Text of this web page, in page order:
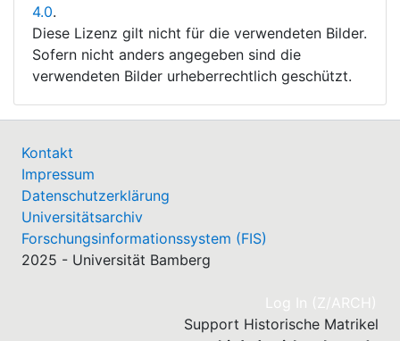
4.0.
Diese Lizenz gilt nicht für die verwendeten Bilder.
Sofern nicht anders angegeben sind die
verwendeten Bilder urheberrechtlich geschützt.
Kontakt
Impressum
Datenschutzerklärung
Universitätsarchiv
Forschungsinformationssystem (FIS)
2025 - Universität Bamberg
Log In (Z/ARCH)
Support Historische Matrikel